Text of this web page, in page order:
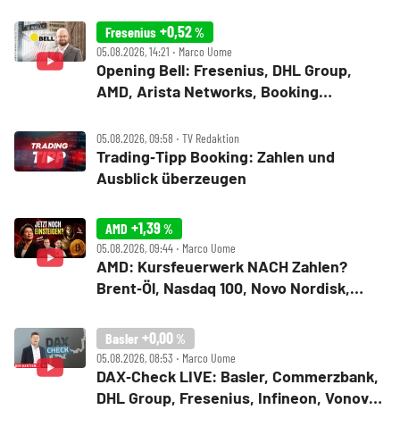
Fresenius +0,52%
05.08.2026, 14:21 ‧ Marco Uome
Opening Bell: Fresenius, DHL Group,
AMD, Arista Networks, Booking
05.08.2026, 09:58 ‧ TV Redaktion
Trading‑Tipp Booking: Zahlen und
Ausblick überzeugen
AMD +1,39%
05.08.2026, 09:44 ‧ Marco Uome
AMD: Kursfeuerwerk NACH Zahlen?
Brent‑Öl, Nasdaq 100, Novo Nordisk,
Basler +0,00 %
05.08.2026, 08:53 ‧ Marco Uome
DAX‑Check LIVE: Basler, Commerzbank,
DHL Group, Fresenius, Infineon, Vonovia